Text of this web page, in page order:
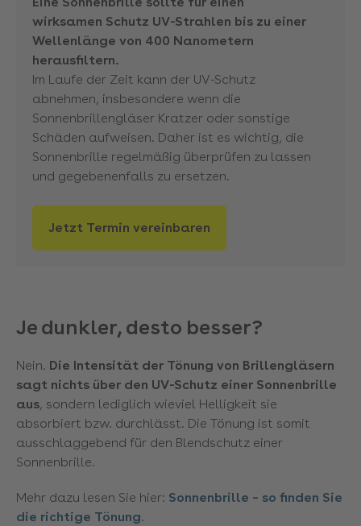
wirksamen Schutz UV-Strahlen bis zu einer
Wellenlänge von 400 Nanometern
herausfiltern.
Im Laufe der Zeit kann der UV-Schutz
abnehmen, insbesondere wenn die
Sonnenbrillengläser Kratzer oder sonstige
Schäden aufweisen. Daher ist es wichtig, die
Sonnenbrille regelmäßig überprüfen zu lassen
und gegebenenfalls zu ersetzen.
Jetzt Termin vereinbaren
Je dunkler, desto besser?
Nein. Die Intensität der Tönung von Brillengläsern
sagt nichts über den UV-Schutz einer Sonnenbrille
aus, sondern lediglich wieviel Helligkeit sie
absorbiert bzw. durchlässt. Die Tönung ist somit
ausschlaggebend für den Blendschutz einer
Sonnenbrille.
Mehr dazu lesen Sie hier: Sonnenbrille – so finden Sie
die richtige Tönung.